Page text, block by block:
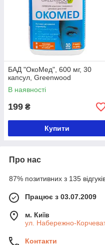
БАД "ОкоМед", 600 мг, 30
капсул, Greenwood
В наявності
199 ₴
Купити
Про нас
87% позитивних з 135
Працює з 03.07.2009
м. Київ
ул. Набережно-
Контакти